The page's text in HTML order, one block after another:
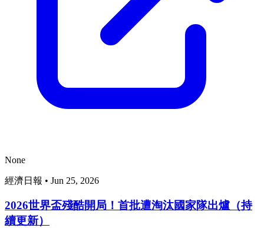
None
經濟日報 • Jun 25, 2026
2026世界盃殘酷開局！首批遭淘汰國家隊出爐（持
續更新）